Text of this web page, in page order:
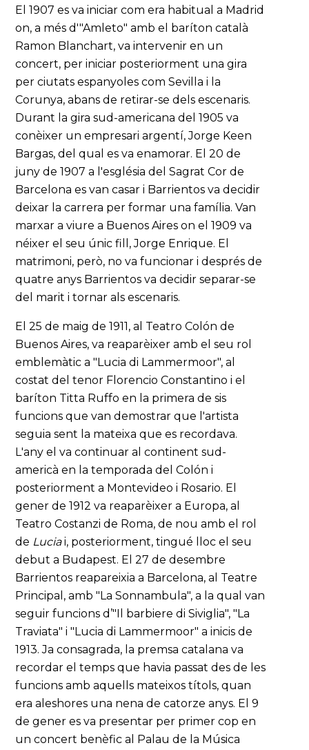
El 1907 es va iniciar com era habitual a Madrid
on, a més d'"Amleto" amb el baríton català
Ramon Blanchart, va intervenir en un
concert, per iniciar posteriorment una gira
per ciutats espanyoles com Sevilla i la
Corunya, abans de retirar-se dels escenaris.
Durant la gira sud-americana del 1905 va
conèixer un empresari argentí, Jorge Keen
Bargas, del qual es va enamorar. El 20 de
juny de 1907 a l'església del Sagrat Cor de
Barcelona es van casar i Barrientos va decidir
deixar la carrera per formar una família. Van
marxar a viure a Buenos Aires on el 1909 va
néixer el seu únic fill, Jorge Enrique. El
matrimoni, però, no va funcionar i després de
quatre anys Barrientos va decidir separar-se
del marit i tornar als escenaris.
El 25 de maig de 1911, al Teatro Colón de
Buenos Aires, va reaparèixer amb el seu rol
emblemàtic a "Lucia di Lammermoor", al
costat del tenor Florencio Constantino i el
baríton Titta Ruffo en la primera de sis
funcions que van demostrar que l'artista
seguia sent la mateixa que es recordava.
L'any el va continuar al continent sud-
americà en la temporada del Colón i
posteriorment a Montevideo i Rosario. El
gener de 1912 va reaparèixer a Europa, al
Teatro Costanzi de Roma, de nou amb el rol
de Luciai, posteriorment, tingué lloc el seu
debut a Budapest. El 27 de desembre
Barrientos reapareixia a Barcelona, al Teatre
Principal, amb "La Sonnambula", a la qual van
seguir funcions d’"Il barbiere di Siviglia", "La
Traviata" i "Lucia di Lammermoor" a inicis de
1913. Ja consagrada, la premsa catalana va
recordar el temps que havia passat des de les
funcions amb aquells mateixos títols, quan
era aleshores una nena de catorze anys. El 9
de gener es va presentar per primer cop en
un concert benèfic al Palau de la Música